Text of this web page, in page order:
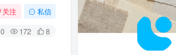
关注 私信
0 172 8